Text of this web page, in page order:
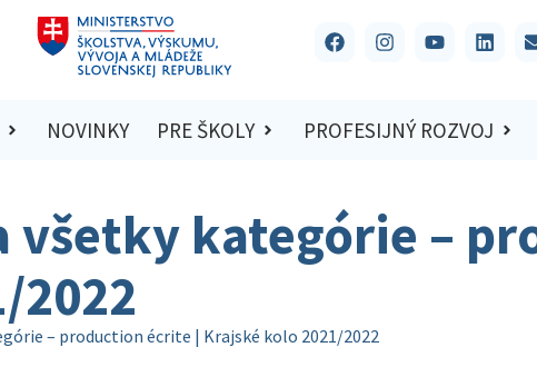
NOVINKY PRE ŠKOLY PROFESIJNÝ ROZVOJ
všetky kategórie –
2022
– production écrite | Krajské kolo 2021/2022